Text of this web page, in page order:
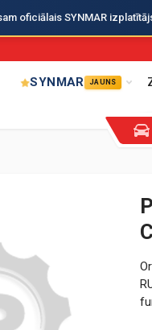
oficiālais SYNMAR
SYNMAR JAUNS